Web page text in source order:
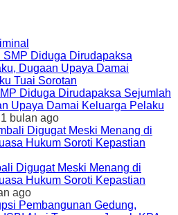
Diduga Dirudapaksa Sejumlah
Upaya Damai Keluarga Pelaku
bulan ago
Digugat Meski Menang di
Hukum Soroti Kepastian
ago